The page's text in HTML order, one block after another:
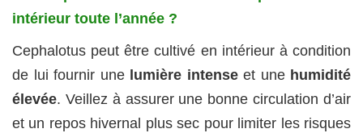
intérieur toute l’année ?
Cephalotus peut être cultivé en intérieur à condition
de lui fournir une lumière intenseet une humidité
élevée. Veillez à assurer une bonne circulation d’air
et un repos hivernal plus sec pour limiter les risques